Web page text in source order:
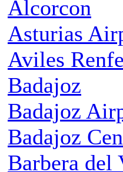
Alcorcon
Asturias
Aviles Renfe
Badajoz
Badajoz
Badajoz
Barbera del